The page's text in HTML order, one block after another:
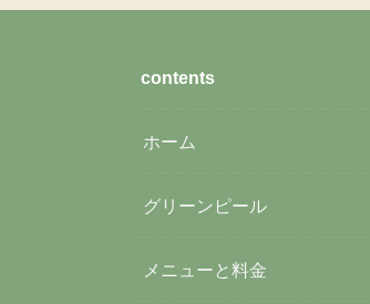
contents
ホーム
グリーンピール
メニューと料金